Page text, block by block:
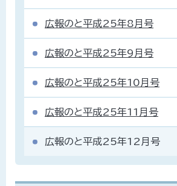
広報のと平成25年8月号
広報のと平成25年9月号
広報のと平成25年10月号
広報のと平成25年11月号
広報のと平成25年12月号